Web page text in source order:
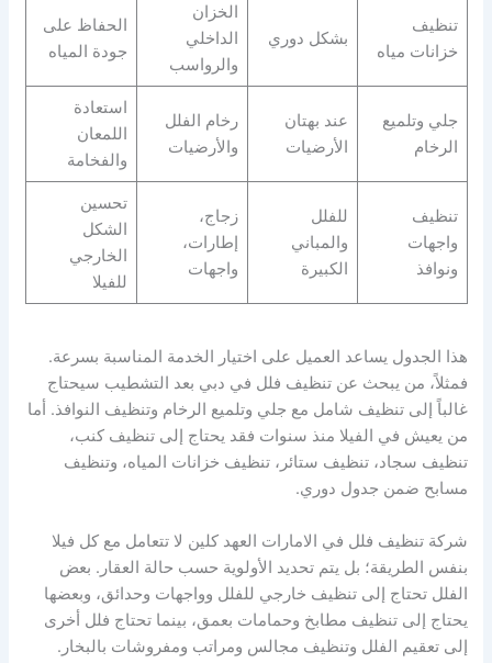
تنظيف
خزانات مياه
بشكل دوري
الخزان
الداخلي
والرواسب
الحفاظ على
جودة المياه
جلي وتلميع
الرخام
عند بهتان
الأرضيات
رخام الفلل
والأرضيات
استعادة
اللمعان
والفخامة
تنظيف
واجهات
ونوافذ
للفلل
والمباني
الكبيرة
زجاج،
إطارات،
واجهات
تحسين
الشكل
الخارجي
للفيلا
هذا الجدول يساعد العميل على اختيار الخدمة المناسبة بسرعة.
فمثلاً، من يبحث عن تنظيف فلل في دبي بعد التشطيب سيحتاج
غالباً إلى تنظيف شامل مع جلي وتلميع الرخام وتنظيف النوافذ. أما
من يعيش في الفيلا منذ سنوات فقد يحتاج إلى تنظيف كنب،
تنظيف سجاد، تنظيف ستائر، تنظيف خزانات المياه، وتنظيف
مسابح ضمن جدول دوري.
شركة تنظيف فلل في الامارات العهد كلين لا تتعامل مع كل فيلا
بنفس الطريقة؛ بل يتم تحديد الأولوية حسب حالة العقار. بعض
الفلل تحتاج إلى تنظيف خارجي للفلل وواجهات وحدائق، وبعضها
يحتاج إلى تنظيف مطابخ وحمامات بعمق، بينما تحتاج فلل أخرى
إلى تعقيم الفلل وتنظيف مجالس ومراتب ومفروشات بالبخار.